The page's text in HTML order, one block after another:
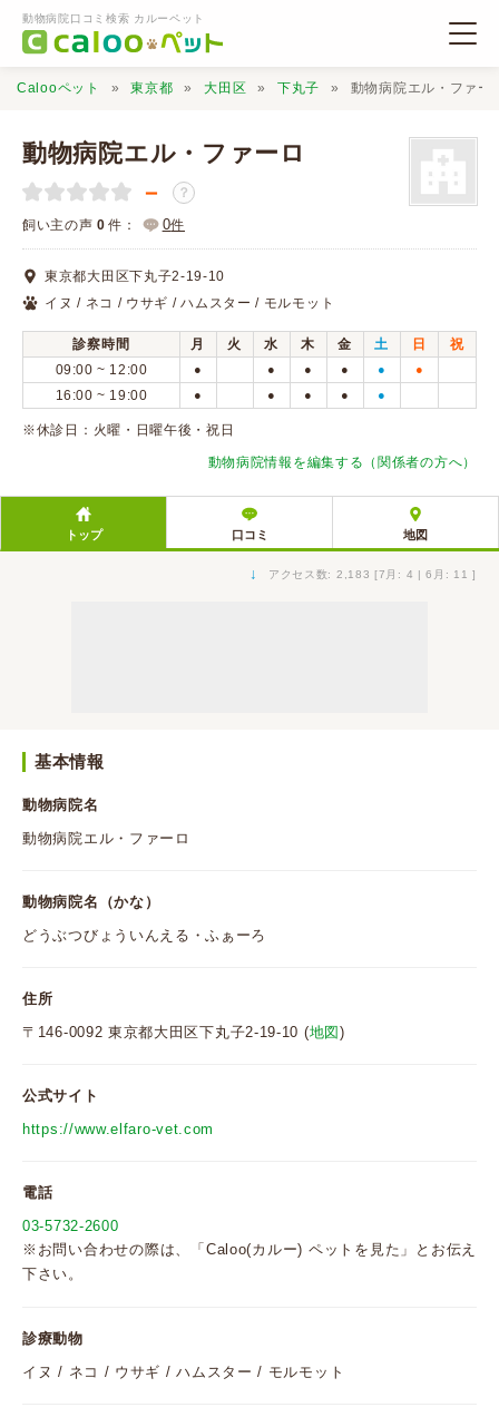
動物病院口コミ検索 カルーペット
動物病院検索
口コミ検索
Calooペットとは？
口コミ投稿
Calooペット 東京都 大田区 下丸子 動物病院エル・ファー
動物病院エル・ファーロ
－ ？
飼い主の声 0 件： 0件
東京都大田区下丸子2-19-10
イヌ / ネコ / ウサギ / ハムスター / モルモット
診察時間 月 火 水 木 金 土 日
祝
09:00 ~ 12:00
● ● ● ● ● ●
16:00 ~ 19:00 ● ● ● ● ●
※休診日：火曜・日曜午後・祝日
動物病院情報を編集する（関係者の方へ）
トップ 口コミ 地図
↓ アクセス数: 2,183 [7月: 4 | 6月: 11 ]
基本情報
動物病院名
動物病院エル・ファーロ
動物病院名（かな）
どうぶつびょういんえる・ふぁーろ
住所
〒146-0092 東京都大田区下丸子2-19-10 (地図)
公式サイト
https://www.elfaro-vet.com
電話
03-5732-2600
※お問い合わせの際は、「Caloo(カルー) ペットを見た」とお伝え
下さい。
診療動物
イヌ / ネコ / ウサギ / ハムスター / モルモット